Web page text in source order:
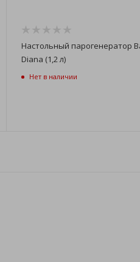
Настольный парогенератор
Diana (1,2 л)
Нет в наличии